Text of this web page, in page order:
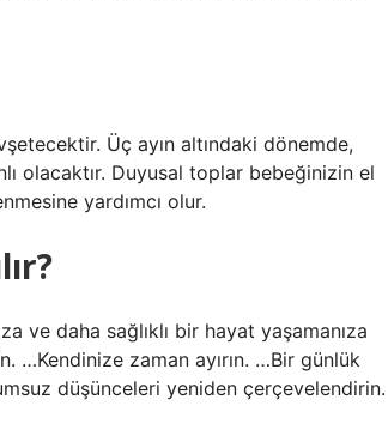
Üç ayın altındaki dönemde,
olacaktır. Duyusal toplar bebeğinizin el
yardımcı olur.
ve daha sağlıklı bir hayat yaşamanıza
…Kendinize zaman ayırın. …Bir günlük
düşünceleri yeniden çerçevelendirin.